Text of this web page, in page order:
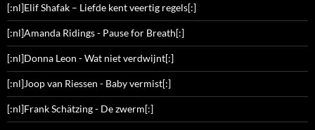
[:nl]Elif Shafak – Liefde kent veertig regels[:]
[:nl]Amanda Ridings - Pause for Breath[:]
[:nl]Donna Leon - Wat niet verdwijnt[:]
[:nl]Joop van Riessen - Baby vermist[:]
[:nl]Frank Schätzing - De zwerm[:]